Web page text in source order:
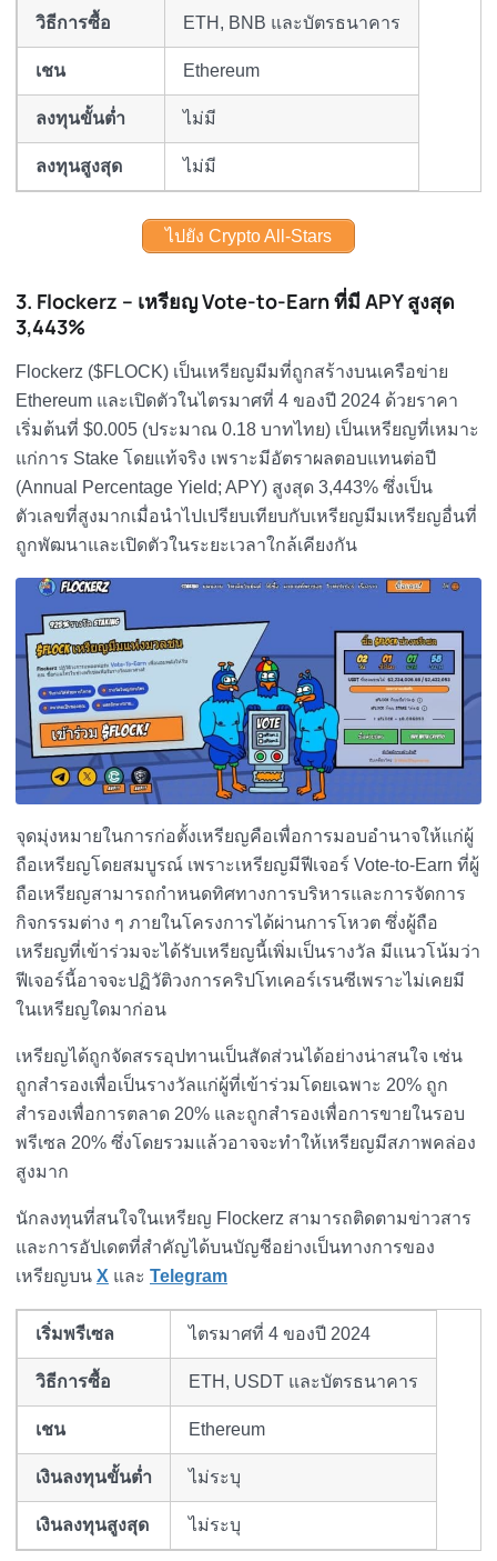
วิธีการซื้อ ETH, BNB และบัตรธนาคาร
เชน Ethereum
ลงทุนขั้นต่ำ ไม่มี
ลงทุนสูงสุด ไม่มี
ไปยัง Crypto All-Stars
3. Flockerz – เหรียญ Vote-to-Earn ที่มี APY สูงสุด
3,443%
Flockerz ($FLOCK) เป็นเหรียญมีมที่ถูกสร้างบนเครือข่าย
Ethereum และเปิดตัวในไตรมาศที่ 4 ของปี 2024 ด้วยราคา
เริ่มต้นที่ $0.005 (ประมาณ 0.18 บาทไทย) เป็นเหรียญที่เหมาะ
แก่การ Stake โดยแท้จริง เพราะมีอัตราผลตอบแทนต่อปี
(Annual Percentage Yield; APY) สูงสุด 3,443% ซึ่งเป็น
ตัวเลขที่สูงมากเมื่อนำไปเปรียบเทียบกับเหรียญมีมเหรียญอื่นที่
ถูกพัฒนาและเปิดตัวในระยะเวลาใกล้เคียงกัน
จุดมุ่งหมายในการก่อตั้งเหรียญคือเพื่อการมอบอำนาจให้แก่ผู้
ถือเหรียญโดยสมบูรณ์ เพราะเหรียญมีฟีเจอร์ Vote-to-Earn ที่ผู้
ถือเหรียญสามารถกำหนดทิศทางการบริหารและการจัดการ
กิจกรรมต่าง ๆ ภายในโครงการได้ผ่านการโหวต ซึ่งผู้ถือ
เหรียญที่เข้าร่วมจะได้รับเหรียญนี้เพิ่มเป็นรางวัล มีแนวโน้มว่า
ฟีเจอร์นี้อาจจะปฏิวัติวงการคริปโทเคอร์เรนซีเพราะไม่เคยมี
ในเหรียญใดมาก่อน
เหรียญได้ถูกจัดสรรอุปทานเป็นสัดส่วนได้อย่างน่าสนใจ เช่น
ถูกสำรองเพื่อเป็นรางวัลแก่ผู้ที่เข้าร่วมโดยเฉพาะ 20% ถูก
สำรองเพื่อการตลาด 20% และถูกสำรองเพื่อการขายในรอบ
พรีเซล 20% ซึ่งโดยรวมแล้วอาจจะทำให้เหรียญมีสภาพคล่อง
สูงมาก
นักลงทุนที่สนใจในเหรียญ Flockerz สามารถติดตามข่าวสาร
และการอัปเดตที่สำคัญได้บนบัญชีอย่างเป็นทางการของ
เหรียญบน X และ Telegram
เริ่มพรีเซล ไตรมาศที่ 4 ของปี 2024
วิธีการซื้อ ETH, USDT และบัตรธนาคาร
เชน Ethereum
เงินลงทุนขั้นต่ำ ไม่ระบุ
เงินลงทุนสูงสุด ไม่ระบุ